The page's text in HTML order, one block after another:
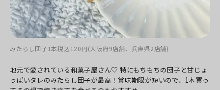
みたらし団子1本税込120円(大阪府9店舗、兵庫県2店舗)
地元で愛されている和菓子屋さん♡ 特にもちもちの団子と甘じょ
っぱいタレのみたらし団子が最高！ 賞味期限が短いので、 1本買っ